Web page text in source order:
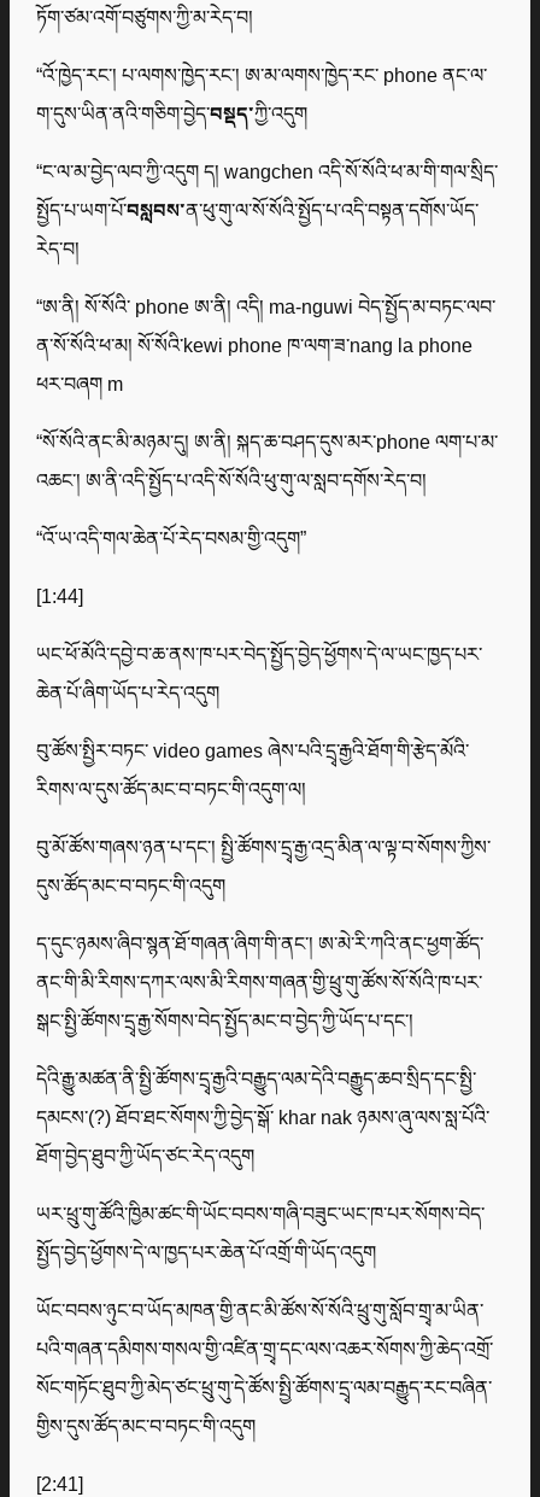
ཏོག་ཙམ་འགོ་བཙུགས་ཀྱི་མ་རེད་བ།
“འོ་ཁྱེད་རང་། པ་ལགས་ཁྱེད་རང་། ཨ་མ་ལགས་ཁྱེད་རང་ phone ནང་ལ་
ག་དུས་ཡིན་ནའི་གཅིག་བྱེད་བསྡད་ཀྱི་འདུག
“ང་ལ་མ་བྱེད་ལབ་ཀྱི་འདུག ད། wangchen འདི་སོ་སོའི་ཕ་མ་གི་གལ་སྲིད་
སྤྱོད་པ་ཡག་པོ་བསླབས་ན་ཕུ་གུ་ལ་སོ་སོའི་སྤྱོད་པ་འདི་བསྟན་དགོས་ཡོད་
རེད་བ།
“ཨ་ནི། སོ་སོའི་ phone ཨ་ནི། འདི། ma-nguwi བེད་སྤྱོད་མ་བཏང་ལབ་
ན་སོ་སོའི་ཕ་མ། སོ་སོའི་kewi phone ཁ་ལག་ཟ་nang la phone
ཕར་བཞག m
“སོ་སོའི་ནང་མི་མཉམ་དུ། ཨ་ནི། སྐད་ཆ་བཤད་དུས་མར་phone ལག་པ་མ་
འཆང་། ཨ་ནི་འདི་སྤྱོད་པ་འདི་སོ་སོའི་ཕུ་གུ་ལ་སླབ་དགོས་རེད་བ།
“འོ་ཡ་འདི་གལ་ཆེན་པོ་རེད་བསམ་གྱི་འདུག”
[1:44]
ཡང་ཕོ་མོའི་དབྱེ་བ་ཆ་ནས་ཁ་པར་བེད་སྤྱོད་བྱེད་ཕྱོགས་དེ་ལ་ཡང་ཁྱད་པར་
ཆེན་པོ་ཞིག་ཡོད་པ་རེད་འདུག
བུ་ཚོས་སྤྱིར་བཏང་ video games ཞེས་པའི་དྲྭ་རྒྱའི་ཐོག་གི་རྩེད་མོའི་
རིགས་ལ་དུས་ཚོད་མང་བ་བཏང་གི་འདུག་ལ།
བུ་མོ་ཚོས་གཞས་ཉན་པ་དང་། སྤྱི་ཚོགས་དྲྭ་རྒྱ་འདྲ་མིན་ལ་ལྟ་བ་སོགས་ཀྱིས་
དུས་ཚོད་མང་བ་བཏང་གི་འདུག
ད་དུང་ཉམས་ཞིབ་སྙན་ཐོ་གཞན་ཞིག་གི་ནང་། ཨ་མེ་རི་ཀའི་ནང་ཕྱག་ཚོད་
ནང་གི་མི་རིགས་དཀར་ལས་མི་རིགས་གཞན་གྱི་ཕྲུ་གུ་ཚོས་སོ་སོའི་ཁ་པར་
སྒང་སྤྱི་ཚོགས་དྲྭ་རྒྱ་སོགས་བེད་སྤྱོད་མང་བ་བྱེད་ཀྱི་ཡོད་པ་དང་།
དེའི་རྒྱུ་མཚན་ནི་སྤྱི་ཚོགས་དྲྭ་རྒྱའི་བརྒྱུད་ལམ་དེའི་བརྒྱུད་ཆབ་སྲིད་དང་སྤྱི་
དམངས་(?) ཐོབ་ཐང་སོགས་ཀྱི་བྱེད་སྒོ་ khar nak ཉམས་ཞུ་ལས་སླ་པོའི་
ཐོག་བྱེད་ཐུབ་ཀྱི་ཡོད་ཙང་རེད་འདུག
ཡར་ཕྲུ་གུ་ཚོའི་ཁྱིམ་ཚང་གི་ཡོང་བབས་གཞི་བཟུང་ཡང་ཁ་པར་སོགས་བེད་
སྤྱོད་བྱེད་ཕྱོགས་དེ་ལ་ཁྱད་པར་ཆེན་པོ་འགྲོ་གི་ཡོད་འདུག
ཡོང་བབས་ཉུང་བ་ཡོད་མཁན་གྱི་ནང་མི་ཚོས་སོ་སོའི་ཕྲུ་གུ་སློབ་གྲྭ་མ་ཡིན་
པའི་གཞན་དམིགས་གསལ་གྱི་འཛིན་གྲྭ་དང་ལས་འཆར་སོགས་ཀྱི་ཆེད་འགྲོ་
སོང་གཏོང་ཐུབ་ཀྱི་མེད་ཙང་ཕྲུ་གུ་དེ་ཚོས་སྤྱི་ཚོགས་དྲྭ་ལམ་བརྒྱུད་རང་བཞིན་
གྱིས་དུས་ཚོད་མང་བ་བཏང་གི་འདུག
[2:41]